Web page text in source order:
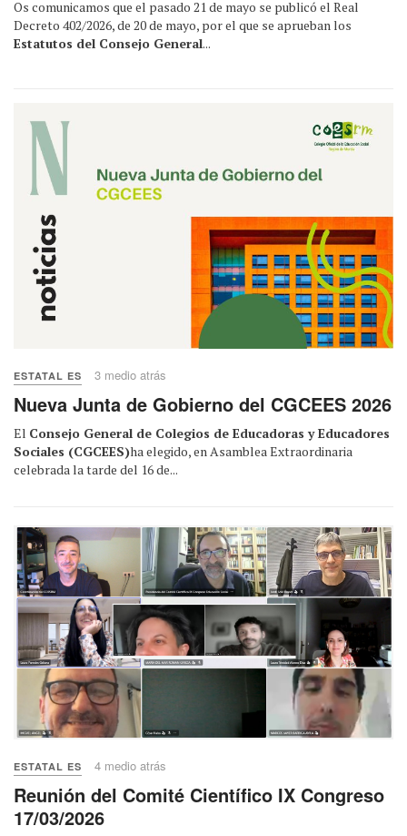
Os comunicamos que el pasado 21 de mayo se publicó el Real
Decreto 402/2026, de 20 de mayo, por el que se aprueban los
Estatutos del Consejo General...
ESTATAL ES 3 medio atrás
Nueva Junta de Gobierno del CGCEES 2026
El Consejo General de Colegios de Educadoras y Educadores
Sociales (CGCEES)ha elegido, en Asamblea Extraordinaria
celebrada la tarde del 16 de...
ESTATAL ES 4 medio atrás
Reunión del Comité Científico IX Congreso
17/03/2026